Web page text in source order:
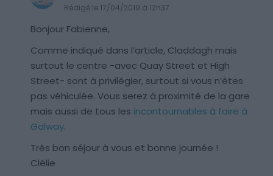
Rédigé le 17/04/2019 à 12h37
Bonjour Fabienne,
Comme indiqué dans l’article, Claddagh mais
surtout le centre -avec Quay Street et High
Street- sont à privilégier, surtout si vous n’êtes
pas véhiculée. Vous serez à proximité de la gare
mais aussi de tous les incontournables à faire à
Galway.
Très bon séjour à vous et bonne journée !
Clélie